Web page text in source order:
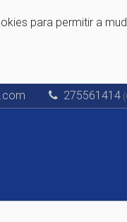
para permitir a
275561414